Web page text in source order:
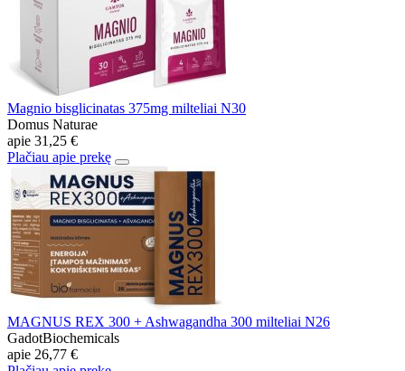
Magnio bisglicinatas 375mg milteliai N30
Domus Naturae
apie 31,25 €
Plačiau apie prekę
MAGNUS REX 300 + Ashwagandha 300 milteliai N26
GadotBiochemicals
apie 26,77 €